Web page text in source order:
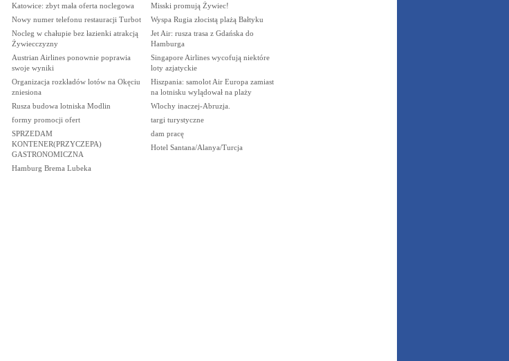
Katowice: zbyt mała oferta noclegowa
Nowy numer telefonu restauracji Turbot
Nocleg w chałupie bez łazienki atrakcją
Żywiecczyzny
Austrian Airlines ponownie poprawia
swoje wyniki
Organizacja rozkładów lotów na Okęciu
zniesiona
Rusza budowa lotniska Modlin
formy promocji ofert
SPRZEDAM
KONTENER(PRZYCZEPA)
GASTRONOMICZNA
Hamburg Brema Lubeka
Misski promują Żywiec!
Wyspa Rugia złocistą plażą Bałtyku
Jet Air: rusza trasa z Gdańska do
Hamburga
Singapore Airlines wycofują niektóre
loty azjatyckie
Hiszpania: samolot Air Europa zamiast
na lotnisku wylądował na plaży
Wlochy inaczej-Abruzja.
targi turystyczne
dam pracę
Hotel Santana/Alanya/Turcja